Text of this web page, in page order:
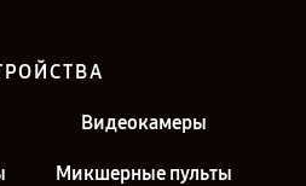
Видеокамеры
Микшерные пульты